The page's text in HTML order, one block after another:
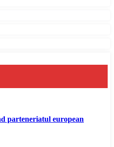
parteneriatul european